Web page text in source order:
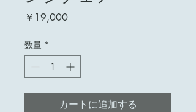
￥19,000価
数量 *
カートに追加する